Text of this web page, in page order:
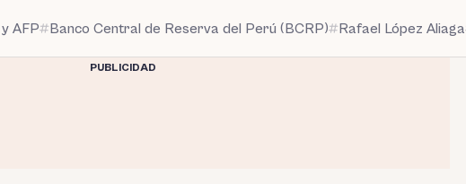
AFP Banco Central de Reserva del Perú (BCRP) Rafael López Aliaga
PUBLICIDAD